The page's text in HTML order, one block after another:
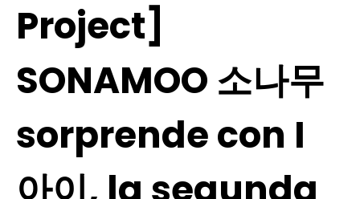
Project]
SONAMOO 소나무
sorprende con I